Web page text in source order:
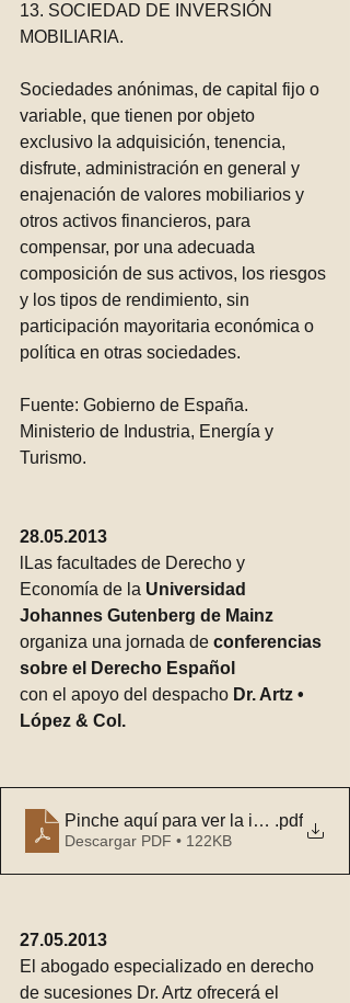
13. SOCIEDAD DE INVERSIÓN
MOBILIARIA.
Sociedades anónimas, de capital fijo o
variable, que tienen por objeto
exclusivo la adquisición, tenencia,
disfrute, administración en general y
enajenación de valores mobiliarios y
otros activos financieros, para
compensar, por una adecuada
composición de sus activos, los riesgos
y los tipos de rendimiento, sin
participación mayoritaria económica o
política en otras sociedades.
Fuente: Gobierno de España.
Ministerio de Industria, Energía y
Turismo.
28.05.2013
lLas facultades de Derecho y
Economía de la Universidad
Johannes Gutenberg de Mainz
organiza una jornada de conferencias
sobre el Derecho Español
con el apoyo del despacho Dr. Artz •
López & Col.
Pinche aquí para ver la invitación y
.pdf
Descargar PDF • 122KB
27.05.2013
El abogado especializado en derecho
de sucesiones Dr. Artz ofrecerá el